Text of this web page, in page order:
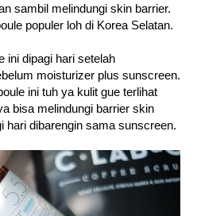
sambil melindungi skin barrier.
populer loh di Korea Selatan.
ini dipagi hari setelah
moisturizer plus sunscreen.
ini tuh ya kulit gue terlihat
bisa melindungi barrier skin
hari dibarengin sama sunscreen.